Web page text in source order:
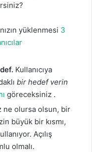
yüklenmesi 3
Kullanıcıya
bir hedef verin
göreceksiniz .
ne olursa olsun, bir
büyük bir kısmı,
Açılış
olmalı.